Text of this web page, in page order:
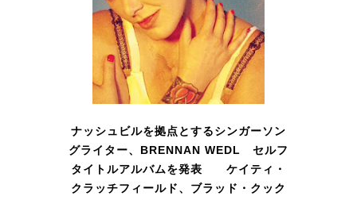
ナッシュビルを拠点とするシンガーソン
グライター、BRENNAN WEDL セルフ
タイトルアルバムを発表 ケイティ・
クラッチフィールド、ブラッド・クック